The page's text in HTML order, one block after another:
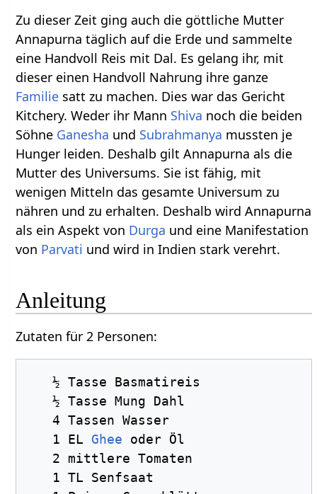
Zu dieser Zeit ging auch die göttliche Mutter
Annapurna täglich auf die Erde und sammelte
eine Handvoll Reis mit Dal. Es gelang ihr, mit
dieser einen Handvoll Nahrung ihre ganze
Familie satt zu machen. Dies war das Gericht
Kitchery. Weder ihr Mann Shiva noch die beiden
Söhne Ganesha und Subrahmanya mussten je
Hunger leiden. Deshalb gilt Annapurna als die
Mutter des Universums. Sie ist fähig, mit
wenigen Mitteln das gesamte Universum zu
nähren und zu erhalten. Deshalb wird Annapurna
als ein Aspekt von Durga und eine Manifestation
von Parvati und wird in Indien stark verehrt.
Anleitung
Zutaten für 2 Personen:
   ½ Tasse Basmatireis
   ½ Tasse Mung Dahl
   4 Tassen Wasser
   1 EL
Ghee oder Öl